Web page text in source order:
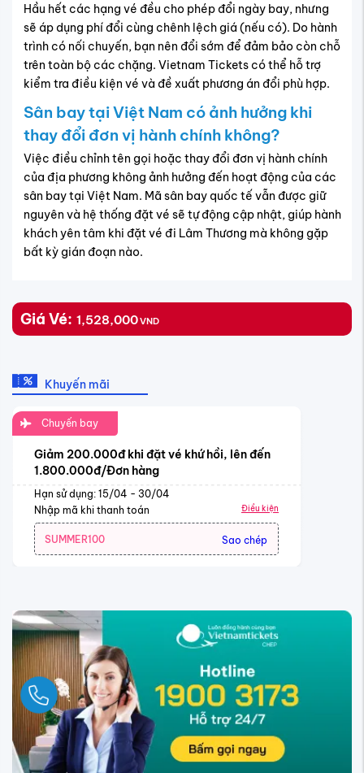
Hầu hết các hạng vé đều cho phép đổi ngày bay, nhưng
sẽ áp dụng phí đổi cùng chênh lệch giá (nếu có). Do hành
trình có nối chuyến, bạn nên đổi sớm để đảm bảo còn chỗ
trên toàn bộ các chặng. Vietnam Tickets có thể hỗ trợ
kiểm tra điều kiện vé và đề xuất phương án đổi phù hợp.
Sân bay tại Việt Nam có ảnh hưởng khi
thay đổi đơn vị hành chính không?
Việc điều chỉnh tên gọi hoặc thay đổi đơn vị hành chính
của địa phương không ảnh hưởng đến hoạt động của các
sân bay tại Việt Nam. Mã sân bay quốc tế vẫn được giữ
nguyên và hệ thống đặt vé sẽ tự động cập nhật, giúp hành
khách yên tâm khi đặt vé đi Lâm Thương mà không gặp
bất kỳ gián đoạn nào.
Giá Vé: 1,528,000VND
Khuyến mãi
Chuyến bay
Giảm 200.000đ khi đặt vé khứ hồi, lên đến
1.800.000đ/Đơn hàng
Hạn sử dụng: 15/04 - 30/04
Nhập mã khi thanh toán
Điều kiện
SUMMER100 Sao chép